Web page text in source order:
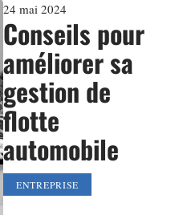
24 mai 2024
Conseils pour
améliorer sa
gestion de
flotte
automobile
ENTREPRISE